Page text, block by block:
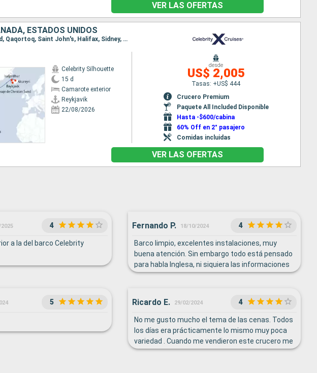
VER LAS OFERTAS
ESTADOS UNIDOS
Itinerario : Reykjavik, Isafjordhur, Akureyri, Pasaje de Christian Sund, Qaqortoq, Saint John's, Halifax, Sidney, Boston
Celebrity Silhouette
15 d
Camarote exterior
Reykjavik
22/08/2026
desde
US$ 2,005
Tasas: +US$ 444
Crucero Premium
Paquete All Included Disponible
Hasta -$600/cabina
60% Off en 2° pasajero
Comidas incluidas
VER LAS OFERTAS
4
a la del barco Celebrity
Fernando P. 18/10/2024 4
Barco limpio, excelentes instalaciones, muy
buena atención. Sin embargo todo está pensado
para habla Inglesa, ni siquiera las informaciones
de seguridad o las actividades diarias son
aquellos que no manejan ingles fluido se pierdan
numerosos datos de importancia y actividades.
Se que resulta imposible decir todo en distintos
idiomas pero al menos la aplicación debiese
tener la opción en otros idiomas.
5 Ricardo E. 29/02/2024 4
No me gusto mucho el tema de las cenas. Todos
los días era prácticamente lo mismo muy poca
variedad . Cuando me vendieron este crucero me
dijeron que era practicamete la mejor cocina de